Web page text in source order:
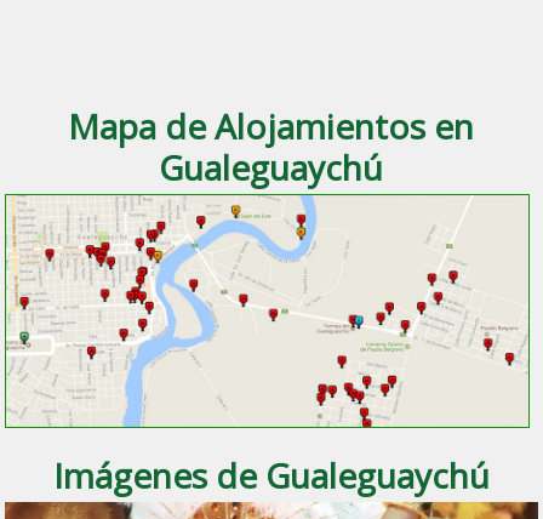
Mapa de Alojamientos en
Gualeguaychú
Imágenes de Gualeguaychú